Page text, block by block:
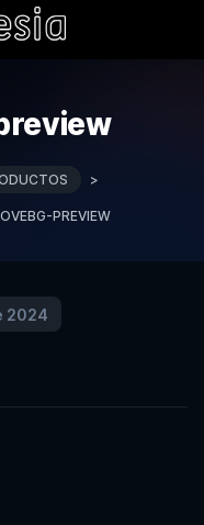
>
PREVIEW
2024